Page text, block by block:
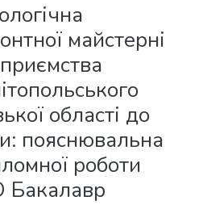
майстерні
області до
пояснювальна
роботи
Бакалавр